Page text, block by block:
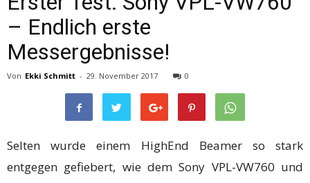
– Endlich erste
Messergebnisse!
Von Ekki Schmitt - 29. November 2017 0
Selten wurde einem HighEnd Beamer so stark
entgegen gefiebert, wie dem Sony VPL-VW760 und